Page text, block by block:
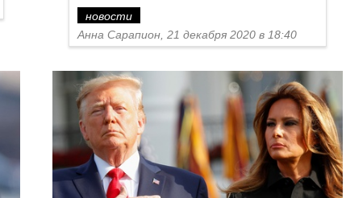
новости
Анна Сарапион, 21 декабря 2020 в 18:40